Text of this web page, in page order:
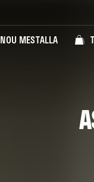
NOU MESTALLA